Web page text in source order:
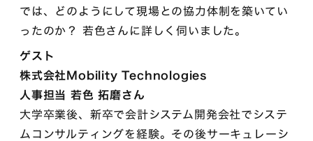
では、どのようにして現場との協力体制を築いてい
ったのか？ 若色さんに詳しく伺いました。
ゲスト
株式会社Mobility Technologies
人事担当 若色 拓磨さん
大学卒業後、新卒で会計システム開発会社でシステ
ムコンサルティングを経験。その後サーキュレーシ